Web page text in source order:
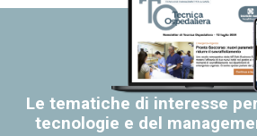
Le tematiche di interesse
tecnologie e del